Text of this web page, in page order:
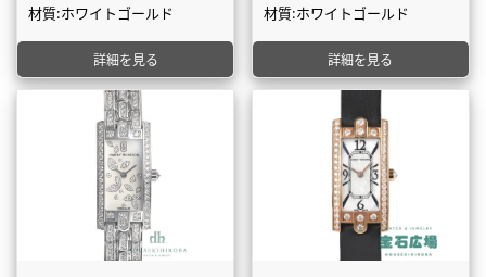
材質:ホワイトゴールド
詳細を見る
材質:ホワイトゴールド
詳細を見る